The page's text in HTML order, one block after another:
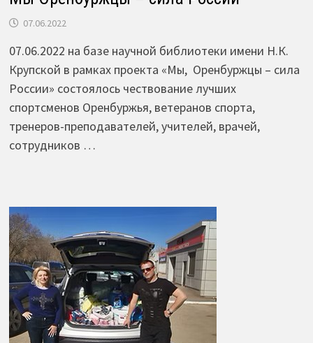
07.06.2022
07.06.2022 на базе научной библиотеки имени Н.К.
Крупской в рамках проекта «Мы, Оренбуржцы – сила
России» состоялось чествование лучших
спортсменов Оренбуржья, ветеранов спорта,
тренеров-преподавателей, учителей, врачей,
сотрудников …